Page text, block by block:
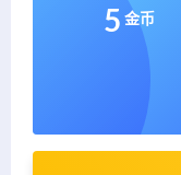
5 金币